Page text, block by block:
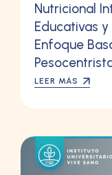
Nutricional
Educativas
Enfoque
LEER MÁS